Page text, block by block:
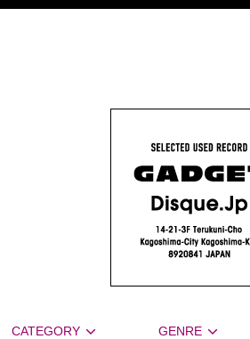
CATEGORY GENRE